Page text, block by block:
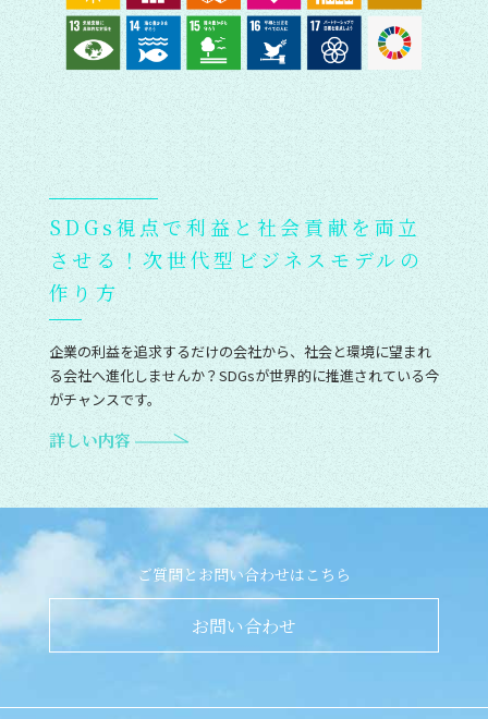
SDGs視点で利益と社会貢献を両立
させる！次世代型ビジネスモデルの
作り方
企業の利益を追求するだけの会社から、社会と環境に望まれ
る会社へ進化しませんか？SDGsが世界的に推進されている今
がチャンスです。
詳しい内容
ご質問とお問い合わせはこちら
お問い合わせ